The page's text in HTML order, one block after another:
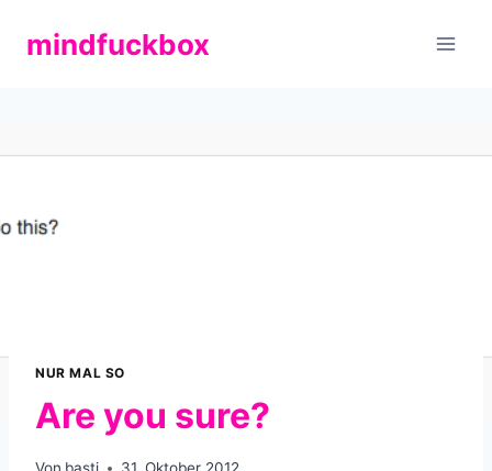
Inhaltmindfuckbox
NUR MAL SO
Are you sure?